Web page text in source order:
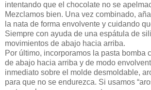
intentando que el chocolate no se
Mezclamos bien. Una vez combinado,
la nata de forma envolvente y cuidando
Siempre con ayuda de una espátula de
movimientos de abajo hacia arriba.
Por último, incorporamos la pasta bomba
de abajo hacia arriba y de modo
inmediato sobre el molde desmoldable,
para que no se endurezca. Si usamos